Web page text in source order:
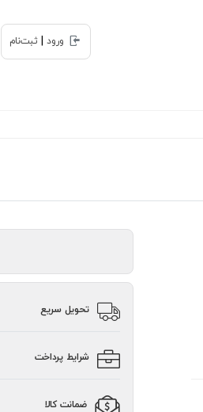
ورود
ثبت‌نام
تحویل سریع
شرایط پرداخت
ضمانت کالا